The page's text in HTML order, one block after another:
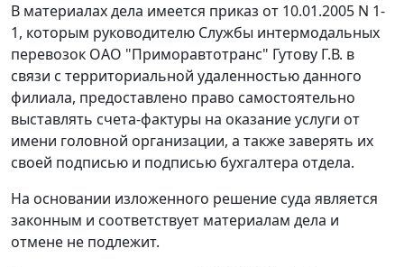
В материалах дела имеется приказ от 10.01.2005 N 1-
1, которым руководителю Службы интермодальных
перевозок ОАО "Приморавтотранс" Гутову Г.В. в
связи с территориальной удаленностью данного
филиала, предоставлено право самостоятельно
выставлять счета-фактуры на оказание услуги от
имени головной организации, а также заверять их
своей подписью и подписью бухгалтера отдела.
На основании изложенного решение суда является
законным и соответствует материалам дела и
отмене не подлежит.